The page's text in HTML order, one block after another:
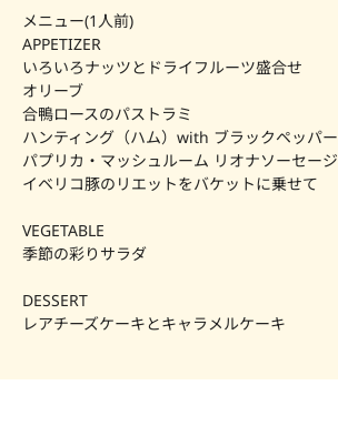
メニュー(1人前)
APPETIZER
いろいろナッツとドライフルーツ盛合せ
オリーブ
合鴨ロースのパストラミ
ハンティング（ハム）with ブラックペッパー
パプリカ・マッシュルーム リオナソーセージ
イベリコ豚のリエットをバケットに乗せて
VEGETABLE
季節の彩りサラダ
DESSERT
レアチーズケーキとキャラメルケーキ